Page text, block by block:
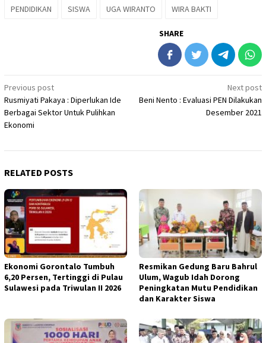
PENDIDIKAN SISWA UGA WIRANTO WIRA BAKTI
SHARE
Post
navigation
Previous post
Rusmiyati Pakaya : Diperlukan Ide
Berbagai Sektor Untuk Pulihkan
Ekonomi
Next post
Beni Nento : Evaluasi PEN Dilakukan
Desember 2021
RELATED POSTS
Ekonomi Gorontalo Tumbuh
6,20 Persen, Tertinggi di Pulau
Sulawesi pada Triwulan II 2026
Resmikan Gedung Baru Bahrul
Ulum, Wagub Idah Dorong
Peningkatan Mutu Pendidikan
dan Karakter Siswa